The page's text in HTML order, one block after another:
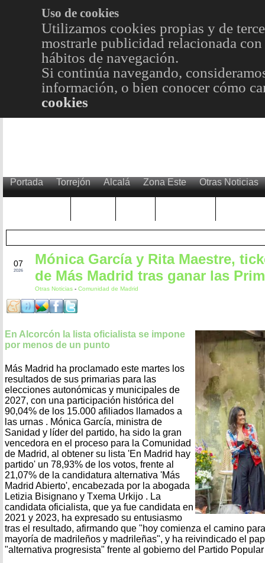
Uso de cookies
Utilizamos cookies propias y de
mostrarle publicidad relacionada
hábitos de navegación.
Si continúa navegando,
información, o bien conocer cómo
cookies
Portada Torrejón Alcalá Zona Este Otras Noticias
07
2026
Mónica García y Rita Maestre,
de Más Madrid tras ganar las
Otras Noticias - Comunidad de Madrid
En Alcorcón la lista oficialista se impone
por menos de un punto
Más Madrid ha proclamado este martes los
resultados de sus primarias para las
elecciones autonómicas y municipales de
2027, con una participación histórica del
90,04% de los 15.000 afiliados llamados a
las urnas . Mónica García, ministra de
Sanidad y líder del partido, ha sido la gran
vencedora en el proceso para la Comunidad
de Madrid, al obtener su lista 'En Madrid hay
partido' un 78,93% de los votos, frente al
21,07% de la candidatura alternativa 'Más
Madrid Abierto', encabezada por la abogada
Letizia Bisignano y Txema Urkijo . La
candidata oficialista, que ya fue candidata en
2021 y 2023, ha expresado su entusiasmo
tras el resultado, afirmando que "hoy comienza el camino
mayoría de madrileños y madrileñas", y ha reivindicado el
"alternativa progresista" frente al gobierno del Partido Popular